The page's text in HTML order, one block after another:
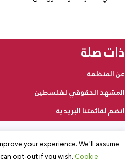
ذات صلة
عن المنظمة
المشهد الحقوقي لفلسطين
انضم لقائمتنا البريدية
2025 © جميع الحقوق محفوظة
your experience. We'll assume
opt-out if you wish.Cookie